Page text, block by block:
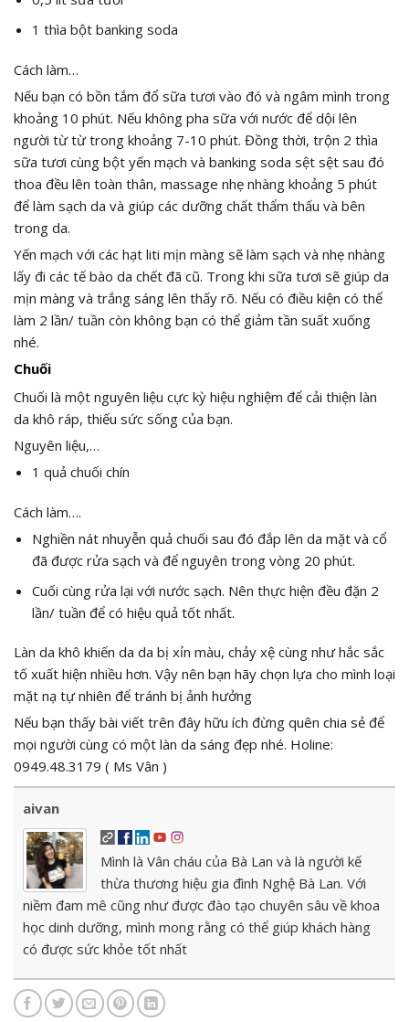
1 thìa bột banking soda
Cách làm…
Nếu bạn có bồn tắm đổ sữa tươi vào đó và ngâm mình trong
khoảng 10 phút. Nếu không pha sữa với nước để dội lên
người từ từ trong khoảng 7-10 phút. Đồng thời, trộn 2 thìa
sữa tươi cùng bột yến mạch và banking soda sệt sệt sau đó
thoa đều lên toàn thân, massage nhẹ nhàng khoảng 5 phút
để làm sạch da và giúp các dưỡng chất thẩm thấu và bên
trong da.
Yến mạch với các hạt liti mịn màng sẽ làm sạch và nhẹ nhàng
lấy đi các tế bào da chết đã cũ. Trong khi sữa tươi sẽ giúp da
mịn màng và trắng sáng lên thấy rõ. Nếu có điều kiện có thể
làm 2 lần/ tuần còn không bạn có thể giảm tần suất xuống
nhé.
Chuối
Chuối là một nguyên liệu cực kỳ hiệu nghiệm để cải thiện làn
da khô ráp, thiếu sức sống của bạn.
Nguyên liệu,…
1 quả chuối chín
Cách làm….
Nghiền nát nhuyễn quả chuối sau đó đắp lên da mặt và cổ
đã được rửa sạch và để nguyên trong vòng 20 phút.
Cuối cùng rửa lại với nước sạch. Nên thực hiện đều đặn 2
lần/ tuần để có hiệu quả tốt nhất.
Làn da khô khiến da da bị xỉn màu, chảy xệ cùng như hắc sắc
tố xuất hiện nhiều hơn. Vậy nên bạn hãy chọn lựa cho mình loại
mặt nạ tự nhiên để tránh bị ảnh hưởng
Nếu bạn thấy bài viết trên đây hữu ích đừng quên chia sẻ để
mọi người cùng có một làn da sáng đẹp nhé. Holine:
0949.48.3179 ( Ms Vân )
aivan
Mình là Vân cháu của Bà Lan và là người kế
thừa thương hiệu gia đình Nghệ Bà Lan. Với
niềm đam mê cũng như được đào tạo chuyên sâu về khoa
học dinh dưỡng, mình mong rằng có thể giúp khách hàng
có được sức khỏe tốt nhất